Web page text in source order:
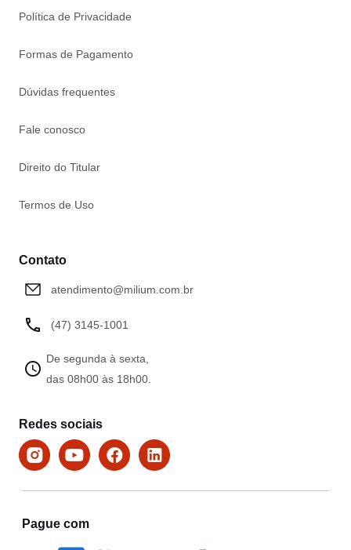
Política de Privacidade
Formas de Pagamento
Dúvidas frequentes
Fale conosco
Direito do Titular
Termos de Uso
Contato
atendimento@milium.com.br
(47) 3145-1001
De segunda à sexta,
das 08h00 às 18h00.
Redes sociais
Pague com